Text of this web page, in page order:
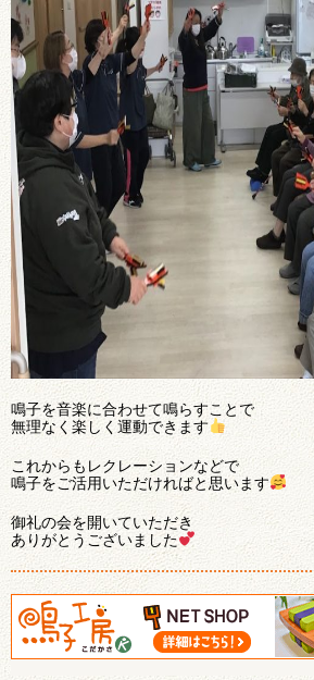
鳴子を音楽に合わせて鳴らすことで
無理なく楽しく運動できます
これからもレクレーションなどで
鳴子をご活用いただければと思います
御礼の会を開いていただき
ありがとうございました